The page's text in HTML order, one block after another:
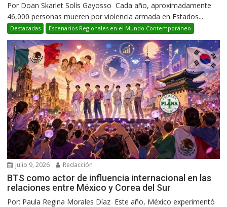
Por Doan Skarlet Solís Gayosso Cada año, aproximadamente
46,000 personas mueren por violencia armada en Estados...
Destacadas Escenarios Regionales en el Mundo Contemporáneo
julio 9, 2026 Redacción
BTS como actor de influencia internacional en las
relaciones entre México y Corea del Sur
Por: Paula Regina Morales Díaz Este año, México experimentó